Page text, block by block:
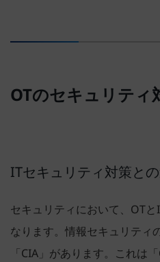
OTのセキュリティ
ITセキュリティ対策と
セキュリティにおいて、OT
なります。情報セキュリティ
「CIA」があります。これは